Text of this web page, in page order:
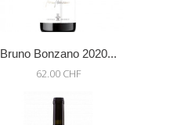
Bruno Bonzano 2020...
62.00 CHF